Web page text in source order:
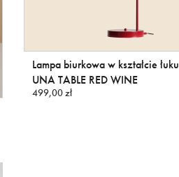
Lampa biurkowa w kształcie łuku
UNA TABLE RED WINE
499,00 zł